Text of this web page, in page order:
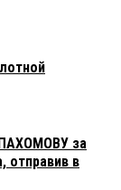
за
отправив в